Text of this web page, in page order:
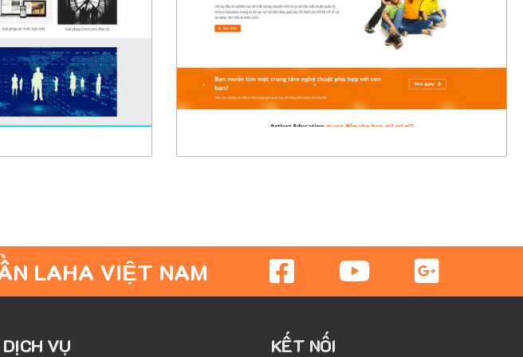
TẾ XEM THỰC TẾ
LAHA VIỆT NAM
DỊCH VỤ KẾT NỐI